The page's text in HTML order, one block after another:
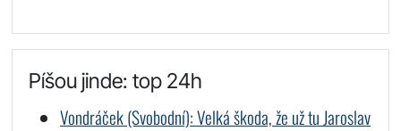
Píšou jinde: top 24h
Vondráček (Svobodní): Velká škoda, že už tu Jaroslav